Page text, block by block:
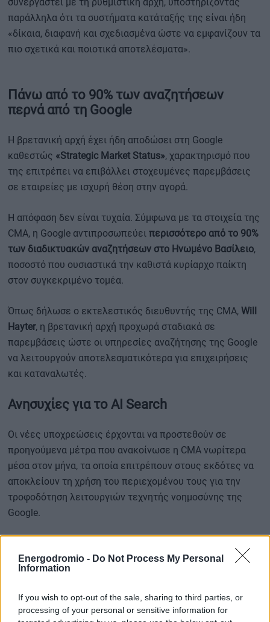
Energodromio - Do Not Process My Personal
Information
If you wish to opt-out of the sale, sharing to third parties, or
processing of your personal or sensitive information for
παράλληλα ότι τα συστήματα κατάταξής της είναι ήδη
«δίκαια, διαφανή και σχεδιασμένα ώστε να εμφανίζουν τα
πιο σχετικά και ποιοτικά αποτελέσματα».
Πάνω από το 90% των αναζητήσεων
περνά από τη Google
Η βρετανική αρχή έχει ήδη αποδώσει στη Google
καθεστώς «Strategic Market Status», χαρακτηρισμό που
της επιτρέπει να επιβάλλει στοχευμένες παρεμβάσεις
σε εταιρείες με ισχυρή θέση στην αγορά.
Η απόφαση δεν είναι τυχαία. Σύμφωνα με τα στοιχεία της
CMA, η Google αντιπροσωπεύει περισσότερο από το 90%
των διαδικτυακών αναζητήσεων στο Ηνωμένο Βασίλειο,
ποσοστό που ουσιαστικά την καθιστά κυρίαρχο παίκτη
στον συγκεκριμένο τομέα.
Όπως δήλωσε ο εκτελεστικός διευθυντής της CMA, Will
Hayter, η βρετανική αρχή προχωρά σταδιακά σε
παρεμβάσεις ώστε οι υπηρεσίες αναζήτησης της Google
να λειτουργούν αποτελεσματικότερα για επιχειρήσεις
και καταναλωτές.
Ανησυχίες για το AI Search
Οι νέες υποχρεώσεις έρχονται να προστεθούν σε
προηγούμενα μέτρα που ανακοίνωσε η CMA νωρίτερα
μέσα στον μήνα, τα οποία επιτρέπουν στους εκδότες να
αποκλείουν τη χρήση του περιεχομένου τους για την
τροφοδότηση λειτουργιών τεχνητής νοημοσύνης της
Google.
απαντήσεις που παράγονται μέσω τεχνητής νοημοσύνης
αλλάζουν τον τρόπο με τον οποίο οι χρήστες
περιεχόμενο.